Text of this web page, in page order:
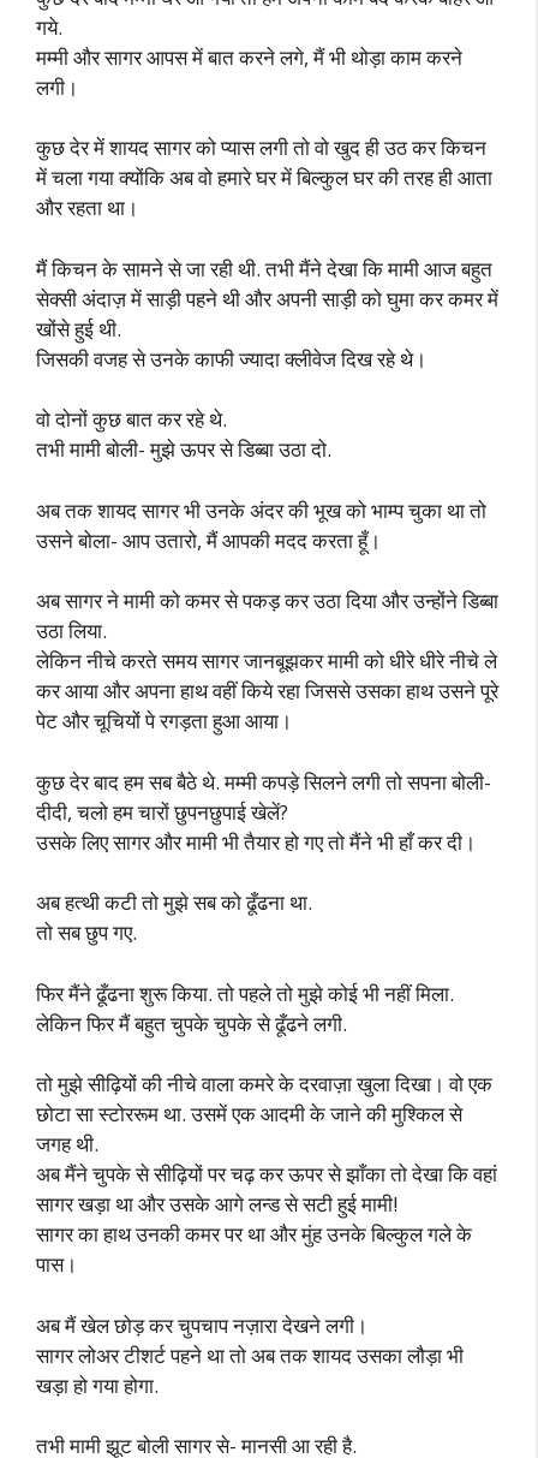
गये.
मम्मी और सागर आपस में बात करने लगे, मैं भी थोड़ा काम करने
लगी।
कुछ देर में शायद सागर को प्यास लगी तो वो खुद ही उठ कर किचन
में चला गया क्योंकि अब वो हमारे घर में बिल्कुल घर की तरह ही आता
और रहता था।
मैं किचन के सामने से जा रही थी. तभी मैंने देखा कि मामी आज बहुत
सेक्सी अंदाज़ में साड़ी पहने थी और अपनी साड़ी को घुमा कर कमर में
खोंसे हुई थी.
जिसकी वजह से उनके काफी ज्यादा क्लीवेज दिख रहे थे।
वो दोनों कुछ बात कर रहे थे.
तभी मामी बोली- मुझे ऊपर से डिब्बा उठा दो.
अब तक शायद सागर भी उनके अंदर की भूख को भाम्प चुका था तो
उसने बोला- आप उतारो, मैं आपकी मदद करता हूँ।
अब सागर ने मामी को कमर से पकड़ कर उठा दिया और उन्होंने डिब्बा
उठा लिया.
लेकिन नीचे करते समय सागर जानबूझकर मामी को धीरे धीरे नीचे ले
कर आया और अपना हाथ वहीं किये रहा जिससे उसका हाथ उसने पूरे
पेट और चूचियों पे रगड़ता हुआ आया।
कुछ देर बाद हम सब बैठे थे. मम्मी कपड़े सिलने लगी तो सपना बोली-
दीदी, चलो हम चारों छुपनछुपाई खेलें?
उसके लिए सागर और मामी भी तैयार हो गए तो मैंने भी हाँ कर दी।
अब हत्थी कटी तो मुझे सब को ढूँढना था.
तो सब छुप गए.
फिर मैंने ढूँढना शुरू किया. तो पहले तो मुझे कोई भी नहीं मिला.
लेकिन फिर मैं बहुत चुपके चुपके से ढूँढने लगी.
तो मुझे सीढ़ियों की नीचे वाला कमरे के दरवाज़ा खुला दिखा। वो एक
छोटा सा स्टोररूम था. उसमें एक आदमी के जाने की मुश्किल से
जगह थी.
अब मैंने चुपके से सीढ़ियों पर चढ़ कर ऊपर से झाँका तो देखा कि वहां
सागर खड़ा था और उसके आगे लन्ड से सटी हुई मामी!
सागर का हाथ उनकी कमर पर था और मुंह उनके बिल्कुल गले के
पास।
अब मैं खेल छोड़ कर चुपचाप नज़ारा देखने लगी।
सागर लोअर टीशर्ट पहने था तो अब तक शायद उसका लौड़ा भी
खड़ा हो गया होगा.
तभी मामी झूट बोली सागर से- मानसी आ रही है.